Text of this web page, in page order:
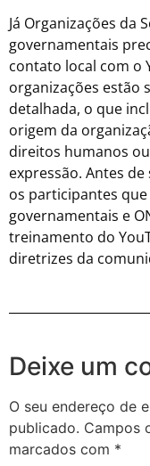
Já Organizações da
governamentais
contato local com o
organizações estão
detalhada, o que
origem da
direitos humanos
expressão. Antes
os participantes
governamentais e
treinamento do
diretrizes da
Deixe um
O seu endereço de
publicado. Campos
marcados com *